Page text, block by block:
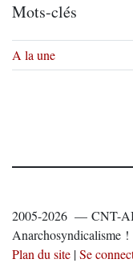
Mots-clés
A la une
2005-2026 — CNT-
Anarchosyndicalisme !
Plan du site |Se